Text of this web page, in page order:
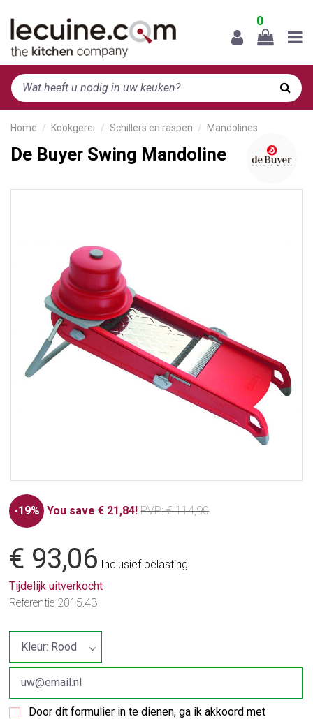
0
Home Kookgerei Schillers en raspen Mandolines
De Buyer Swing Mandoline
-19% You save € 21,84! PVP: € 114,90
€ 93,06 Inclusief belasting
Tijdelijk uitverkocht
Referentie 2015.43
Door dit formulier in te dienen, ga ik akkoord met